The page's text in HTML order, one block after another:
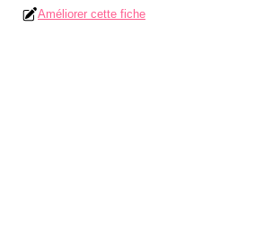
Améliorer cette fiche